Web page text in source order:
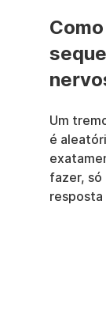
Um
é
fazer, só
resposta